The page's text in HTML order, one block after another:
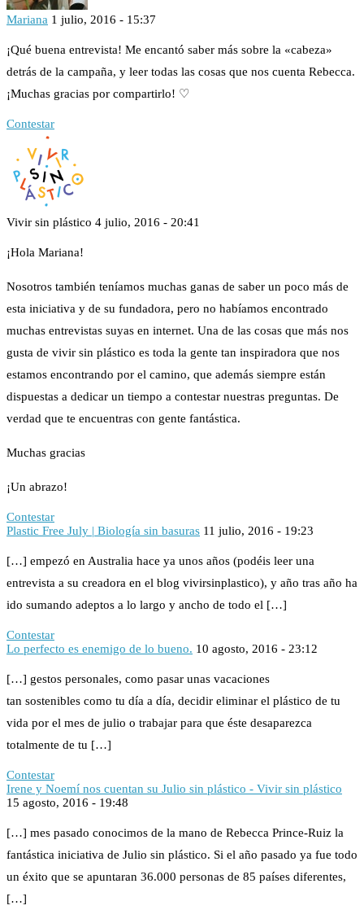
Mariana 1 julio, 2016 - 15:37
¡Qué buena entrevista! Me encantó saber más sobre la «cabeza»
detrás de la campaña, y leer todas las cosas que nos cuenta Rebecca.
¡Muchas gracias por compartirlo! ♡
Contestar
Vivir sin plástico 4 julio, 2016 - 20:41
¡Hola Mariana!
Nosotros también teníamos muchas ganas de saber un poco más de
esta iniciativa y de su fundadora, pero no habíamos encontrado
muchas entrevistas suyas en internet. Una de las cosas que más nos
gusta de vivir sin plástico es toda la gente tan inspiradora que nos
estamos encontrando por el camino, que además siempre están
dispuestas a dedicar un tiempo a contestar nuestras preguntas. De
verdad que te encuentras con gente fantástica.
Muchas gracias
¡Un abrazo!
Contestar
Plastic Free July | Biología sin basuras 11 julio, 2016 - 19:23
[…] empezó en Australia hace ya unos años (podéis leer una
entrevista a su creadora en el blog vivirsinplastico), y año tras año ha
ido sumando adeptos a lo largo y ancho de todo el […]
Contestar
Lo perfecto es enemigo de lo bueno. 10 agosto, 2016 - 23:12
[…] gestos personales, como pasar unas vacaciones
tan sostenibles como tu día a día, decidir eliminar el plástico de tu
vida por el mes de julio o trabajar para que éste desaparezca
totalmente de tu […]
Contestar
Irene y Noemí nos cuentan su Julio sin plástico - Vivir sin plástico
15 agosto, 2016 - 19:48
[…] mes pasado conocimos de la mano de Rebecca Prince-Ruiz la
fantástica iniciativa de Julio sin plástico. Si el año pasado ya fue todo
un éxito que se apuntaran 36.000 personas de 85 países diferentes,
[…]